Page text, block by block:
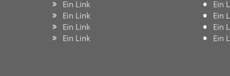
Ein Link
Ein Link
Ein Link
Ein Link
Ein
Ein
Ein
Ein